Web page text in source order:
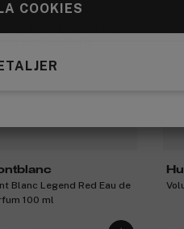
COOKIES
10% bonus
Blanc Legend Red Eau de
100 ml